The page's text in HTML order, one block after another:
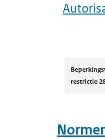
restrictie